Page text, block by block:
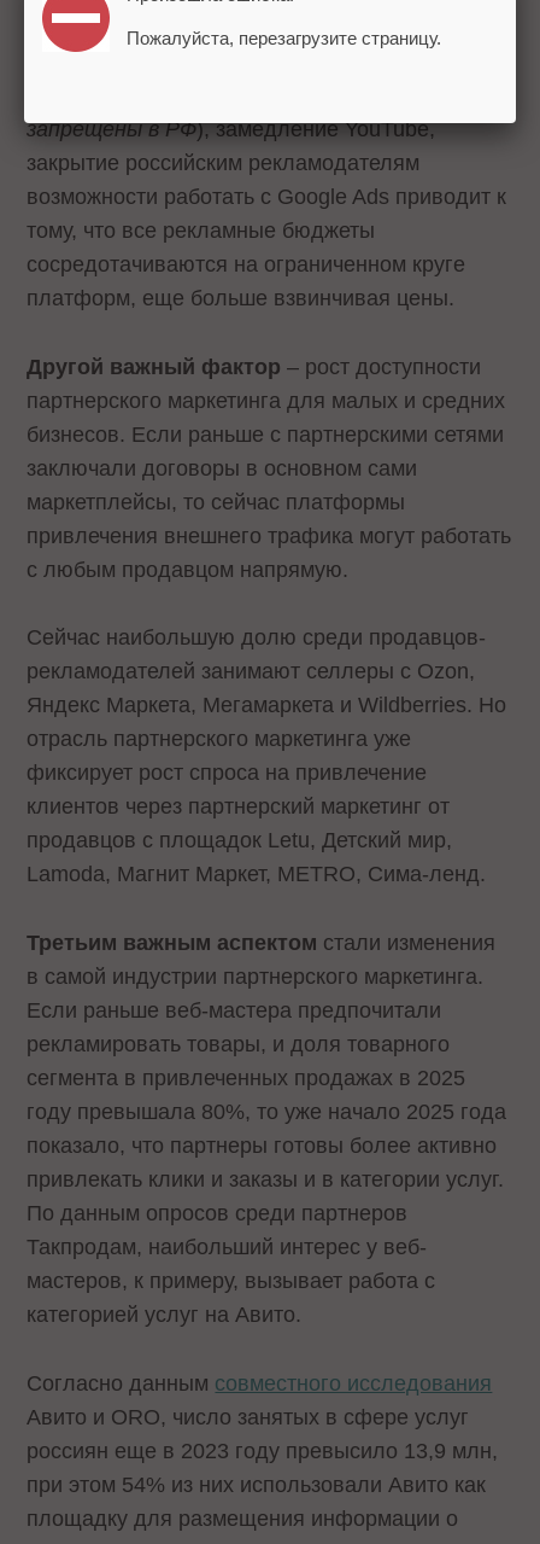
росту рекламных ставок. Кроме того,
запрещены в РФ), замедление YouTube,
закрытие российским рекламодателям
возможности работать с Google Ads приводит к
тому, что все рекламные бюджеты
сосредотачиваются на ограниченном круге
платформ, еще больше взвинчивая цены.
Другой важный фактор – рост доступности
партнерского маркетинга для малых и средних
бизнесов. Если раньше с партнерскими сетями
заключали договоры в основном сами
маркетплейсы, то сейчас платформы
привлечения внешнего трафика могут работать
с любым продавцом напрямую.
Сейчас наибольшую долю среди продавцов-
рекламодателей занимают селлеры с Ozon,
Яндекс Маркета, Мегамаркета и Wildberries. Но
отрасль партнерского маркетинга уже
фиксирует рост спроса на привлечение
клиентов через партнерский маркетинг от
продавцов с площадок Letu, Детский мир,
Lamoda, Магнит Маркет, METRO, Сима-ленд.
Третьим важным аспектом стали изменения
в самой индустрии партнерского маркетинга.
Если раньше веб-мастера предпочитали
рекламировать товары, и доля товарного
сегмента в привлеченных продажах в 2025
году превышала 80%, то уже начало 2025 года
показало, что партнеры готовы более активно
привлекать клики и заказы и в категории услуг.
По данным опросов среди партнеров
Такпродам, наибольший интерес у веб-
мастеров, к примеру, вызывает работа с
категорией услуг на Авито.
Согласно данным совместного исследования
Авито и ORO, число занятых в сфере услуг
россиян еще в 2023 году превысило 13,9 млн,
при этом 54% из них использовали Авито как
площадку для размещения информации о
Пожалуйста, перезагрузите страницу.